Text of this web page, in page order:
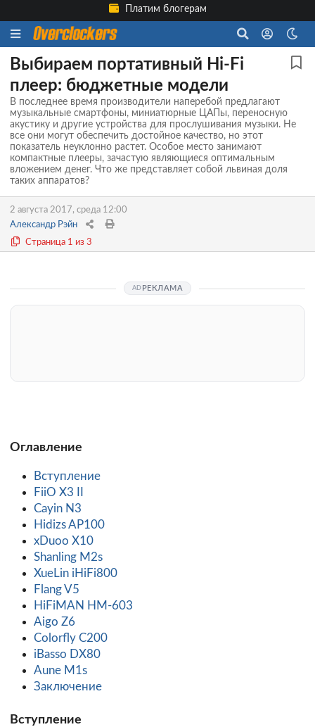
Платим блогерам
Выбираем портативный Hi-Fi
плеер: бюджетные модели
В последнее время производители наперебой предлагают
музыкальные смартфоны, миниатюрные ЦАПы, переносную
акустику и другие устройства для прослушивания музыки. Не
все они могут обеспечить достойное качество, но этот
показатель неуклонно растет. Особое место занимают
компактные плееры, зачастую являющиеся оптимальным
вложением денег. Что же представляет собой львиная доля
таких аппаратов?
2 августа 2017, среда 12:00
Александр Рэйн
Страница 1 из 3
РЕКЛАМА
Оглавление
Вступление
FiiO X3 II
Cayin N3
Hidizs AP100
xDuoo X10
Shanling M2s
XueLin iHiFi800
Flang V5
HiFiMAN HM-603
Aigo Z6
Colorfly C200
iBasso DX80
Aune M1s
Заключение
Вступление